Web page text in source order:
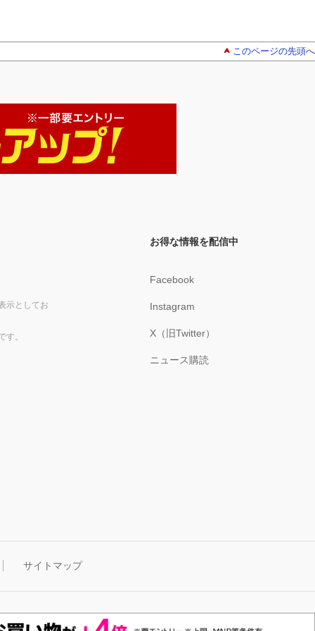
このページの先頭へ
示としてお
す。
お得な情報を配信中
Facebook
Instagram
X（旧Twitter）
ニュース購読
サイトマップ